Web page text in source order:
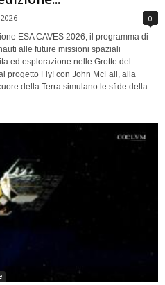
0
ESA CAVES 2026, il programma di
alle future missioni spaziali
ed esplorazione nelle Grotte del
progetto Fly! con John McFall, alla
della Terra simulano le sfide della